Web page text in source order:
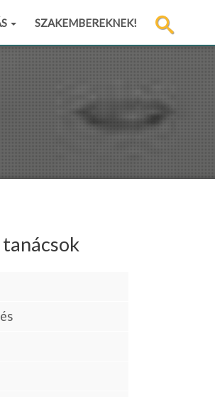
SZAKEMBEREKNEK!